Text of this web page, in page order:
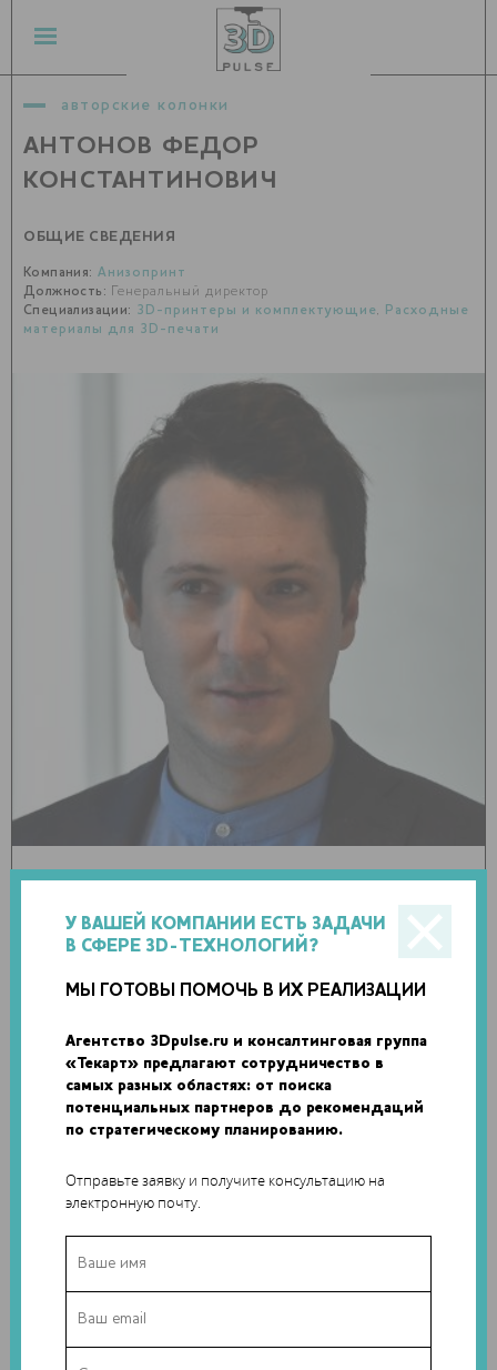
У ВАШЕЙ КОМПАНИИ ЕСТЬ ЗАДАЧИ
В СФЕРЕ 3D-ТЕХНОЛОГИЙ?
МЫ ГОТОВЫ ПОМОЧЬ В ИХ РЕАЛИЗАЦИИ
Агентство 3Dpulse.ru и консалтинговая группа
«Текарт» предлагают сотрудничество в
самых разных областях: от поиска
потенциальных партнеров до рекомендаций
по стратегическому планированию.
Отправьте заявку и получите консультацию на
электронную почту.
авторские колонки
АНТОНОВ ФЕДОР
КОНСТАНТИНОВИЧ
ОБЩИЕ СВЕДЕНИЯ
Компания: Анизопринт
Должность: Генеральный директор
Специализации: 3D-принтеры и комплектующие,
Расходные
материалы для 3D-печати
Родился в 1985 году в Москве. Закончил механико-
математический факультет МГУ имени Ломоносова по
кандидатскую диссертацию. С тех пор работал младшим
научным сотрудником в Сколтехе. Область научных
интересов – моделирование, механика сплошных сред, модели
разрушения, композитные материалы, оптимизация
конструкций, 3D-печать. В 2015 году основал вместе с
коллегами из Сколтеха компанию «Анизопринт»,
занимающуюся разработкой технологии 3D-печати
РАЗРАБОТКИ В ОБЛАСТИ 3D-ТЕХНОЛОГИЙ
Технология и оборудование для 3D-печати композитов,
армированных непрерывными волокнами
Материал – армирующая нить для 3D-печати